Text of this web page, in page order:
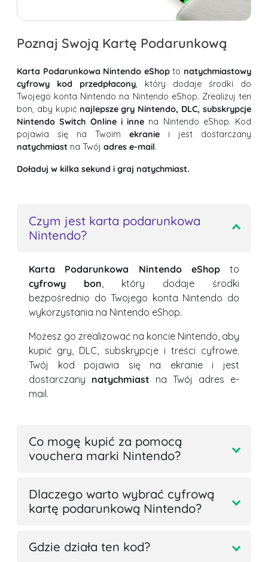
Poznaj Swoją Kartę Podarunkową
Karta Podarunkowa Nintendo eShopto natychmiastowy
cyfrowy kod przedpłacony, który dodaje środki do
Twojego konta Nintendo na Nintendo eShop. Zrealizuj ten
bon, aby kupić najlepsze gry Nintendo, DLC, subskrypcje
Nintendo Switch Online i inne na Nintendo eShop. Kod
pojawia się na Twoim ekranie i jest dostarczany
natychmiast na Twój adres e-mail.
Doładuj w kilka sekund i graj natychmiast.
Czym jest karta podarunkowa
Nintendo?
Karta Podarunkowa Nintendo eShopto
cyfrowy bon, który dodaje środki
bezpośrednio do Twojego konta Nintendo do
wykorzystania na Nintendo eShop.
Możesz go zrealizować na koncie Nintendo, aby
kupić gry, DLC, subskrypcje i treści cyfrowe.
Twój kod pojawia się na ekranie i jest
dostarczany natychmiast na Twój adres e-
mail.
Co mogę kupić za pomocą
vouchera marki Nintendo?
Dlaczego warto wybrać cyfrową
kartę podarunkową Nintendo?
Gdzie działa ten kod?